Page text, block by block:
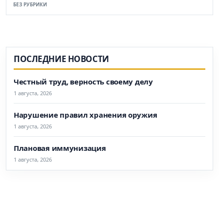
БЕЗ РУБРИКИ
ПОСЛЕДНИЕ НОВОСТИ
Честный труд, верность своему делу
1 августа, 2026
Нарушение правил хранения оружия
1 августа, 2026
Плановая иммунизация
1 августа, 2026